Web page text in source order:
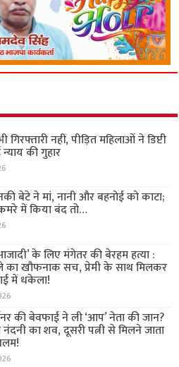
गिरफ्तारी नहीं, पीड़ित महिलाओं ने डिप्टी
की गुहार
बेटे ने मां, नानी और बहनोई को काटा;
में किया बंद तो…
के लिए मंगेतर की बेरहम हत्या :
का खौफनाक सच, प्रेमी के साथ मिलकर
में धकेला!
की बेवफाई ने ली ‘आप’ नेता की जान?
का शव, दूसरी पत्नी से मिलने जाता